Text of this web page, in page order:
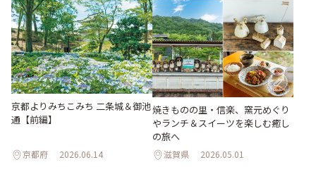
京都よりみちこみち 二条城＆御池
通【前編】
京都府 2026.06.14
焼きものの里・信楽、窯元めぐり
やランチ＆スイーツを楽しむ癒し
の旅へ
滋賀県 2026.05.01